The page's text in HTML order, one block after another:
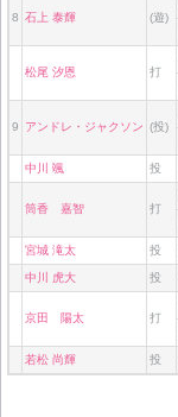
8 石上 泰輝 (遊)
松尾 汐恩 打
9 アンドレ・ジャクソン (投)
中川 颯 投
筒香 嘉智 打
宮城 滝太 投
中川 虎大 投
京田 陽太 打
若松 尚輝 投